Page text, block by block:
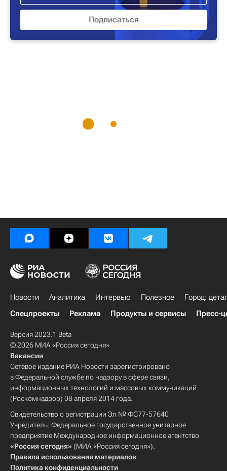
Новости Аналитика Интервью Полезное
Город:
Спецпроекты
Реклама Продукты и сервисы Пресс-
Версия 2023.1 Beta
© 2026 МИА «Россия сегодня»
Вакансии
Сетевое издание РИА Новости зарегистрировано
в Федеральной службе по надзору в сфере связи,
информационных технологий и массовых коммуникаций
(Роскомнадзор) 08 апреля 2014 года.
Свидетельство о регистрации Эл № ФС77-57640
Учредитель: Федеральное государственное унитарное
предприятие Международное информационное агентство
«Россия сегодня» (МИА «Россия сегодня»).
Правила использования материалов
Политика конфиденциальности